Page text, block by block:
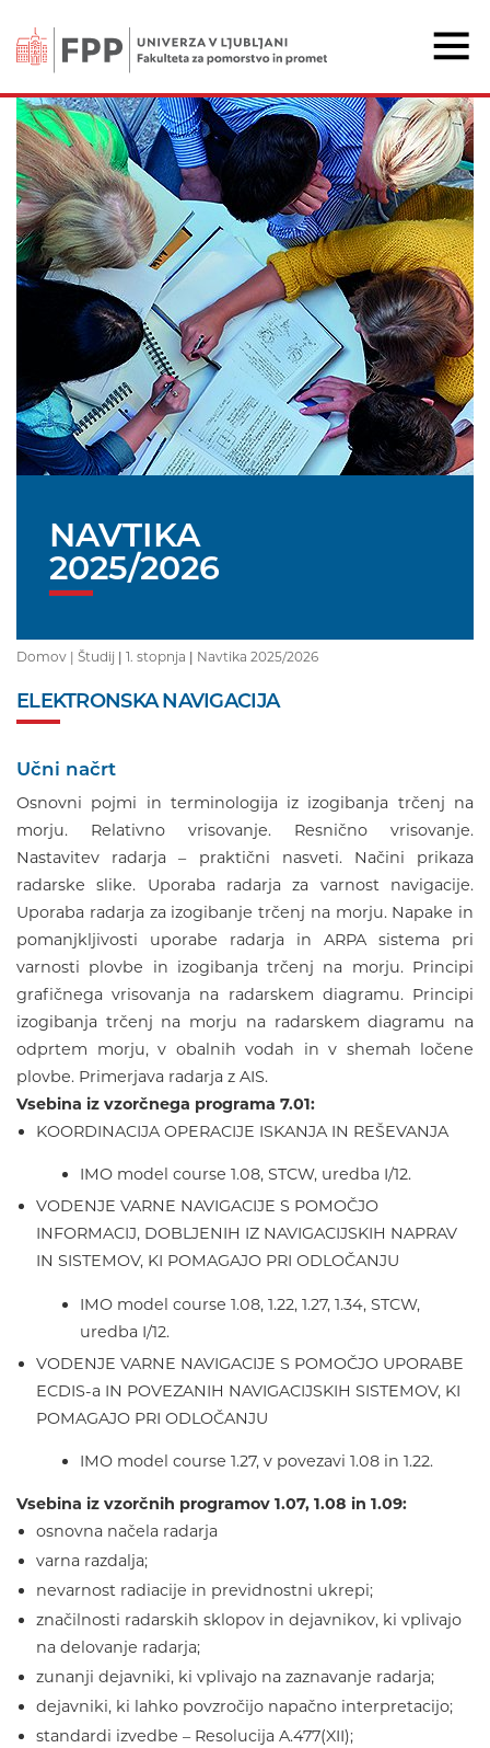
NAVTIKA
2025/2026
Domov | Študij | 1. stopnja | Navtika 2025/2026
ELEKTRONSKA NAVIGACIJA
Učni načrt
Osnovni pojmi in terminologija iz izogibanja trčenj na
morju. Relativno vrisovanje. Resnično vrisovanje.
Nastavitev radarja – praktični nasveti. Načini prikaza
radarske slike. Uporaba radarja za varnost navigacije.
Uporaba radarja za izogibanje trčenj na morju. Napake in
pomanjkljivosti uporabe radarja in ARPA sistema pri
varnosti plovbe in izogibanja trčenj na morju. Principi
grafičnega vrisovanja na radarskem diagramu. Principi
izogibanja trčenj na morju na radarskem diagramu na
odprtem morju, v obalnih vodah in v shemah ločene
plovbe. Primerjava radarja z AIS.
Vsebina iz vzorčnega programa 7.01:
KOORDINACIJA OPERACIJE ISKANJA IN REŠEVANJA
IMO model course 1.08, STCW, uredba I/12.
VODENJE VARNE NAVIGACIJE S POMOČJO
INFORMACIJ, DOBLJENIH IZ NAVIGACIJSKIH NAPRAV
IN SISTEMOV, KI POMAGAJO PRI ODLOČANJU
IMO model course 1.08, 1.22, 1.27, 1.34, STCW,
uredba I/12.
VODENJE VARNE NAVIGACIJE S POMOČJO UPORABE
ECDIS-a IN POVEZANIH NAVIGACIJSKIH SISTEMOV, KI
POMAGAJO PRI ODLOČANJU
IMO model course 1.27, v povezavi 1.08 in 1.22.
Vsebina iz vzorčnih programov 1.07, 1.08 in 1.09:
osnovna načela radarja
varna razdalja;
nevarnost radiacije in previdnostni ukrepi;
značilnosti radarskih sklopov in dejavnikov, ki vplivajo
na delovanje radarja;
zunanji dejavniki, ki vplivajo na zaznavanje radarja;
dejavniki, ki lahko povzročijo napačno interpretacijo;
standardi izvedbe – Resolucija A.477(XII);